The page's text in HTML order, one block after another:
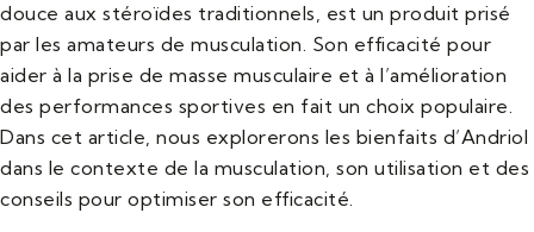
douce aux stéroïdes traditionnels, est un produit prisé
par les amateurs de musculation. Son efficacité pour
aider à la prise de masse musculaire et à l’amélioration
des performances sportives en fait un choix populaire.
Dans cet article, nous explorerons les bienfaits d’Andriol
dans le contexte de la musculation, son utilisation et des
conseils pour optimiser son efficacité.